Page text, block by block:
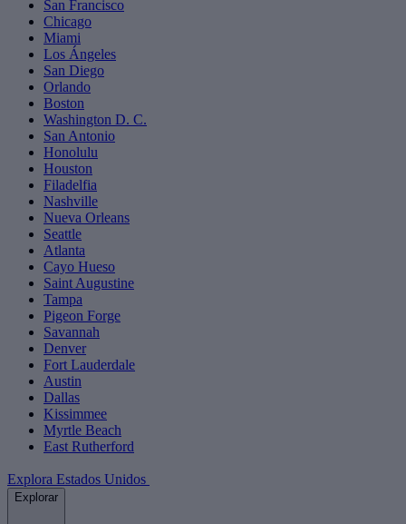
San Francisco
Chicago
Miami
Los Ángeles
San Diego
Orlando
Boston
Washington D. C.
San Antonio
Honolulu
Houston
Filadelfia
Nashville
Nueva Orleans
Seattle
Atlanta
Cayo Hueso
Saint Augustine
Tampa
Pigeon Forge
Savannah
Denver
Fort Lauderdale
Austin
Dallas
Kissimmee
Myrtle Beach
East Rutherford
Explora Estados Unidos
Explorar